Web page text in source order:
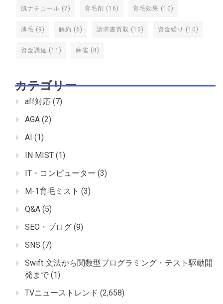
肌ナチュール (7) 育毛剤 (16) 育毛効果 (10)
薄毛 (9) 解約 (6) 請求書買取 (10) 資金繰り (10)
資金調達 (11) 麻雀 (8)
カテゴリー
aff対応 (7)
AGA (2)
AI (1)
IN MIST (1)
IT・コンピューター (3)
M-1育毛ミスト (3)
Q&A (5)
SEO・ブログ (9)
SNS (7)
Swift 文法から関数型プログラミング・テスト駆動開
発まで (1)
TVニューストレンド (2,658)